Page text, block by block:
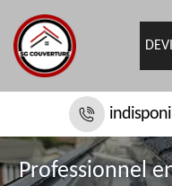
Professionnel